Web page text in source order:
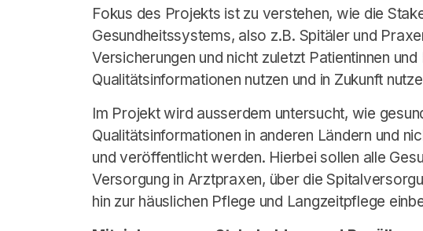
Fokus des Projekts ist zu verstehen, wie die
Gesundheitssystems, also z.B. Spitäler und
Versicherungen und nicht zuletzt Patientinnen
Qualitätsinformationen nutzen und in Zukunft
Im Projekt wird ausserdem untersucht, wie
Qualitätsinformationen in anderen Ländern und
und veröffentlicht werden. Hierbei sollen alle
Versorgung in Arztpraxen, über die
hin zur häuslichen Pflege und Langzeitpflege